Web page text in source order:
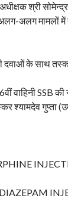
श्री
अलग मामलों में
दवाओं के साथ
वाहिनी SSB
श्यामदेव गुप्ता